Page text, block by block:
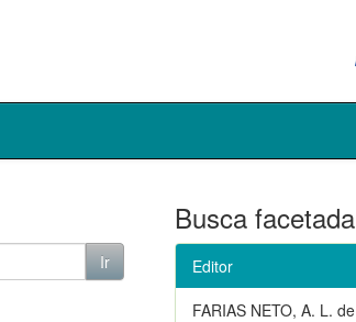
Busca facetada
Editor
FARIAS NETO, A. L. de